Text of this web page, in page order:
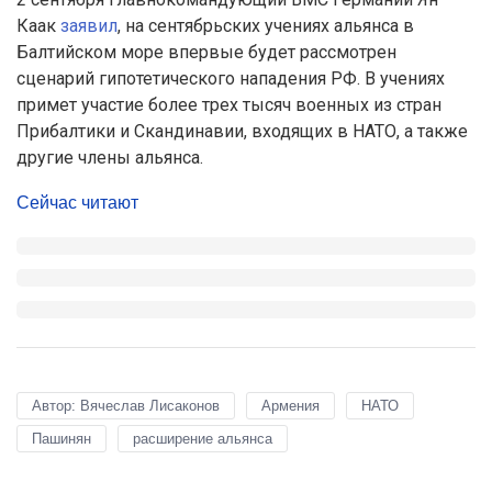
Каак заявил, на сентябрьских учениях альянса в
Балтийском море впервые будет рассмотрен
сценарий гипотетического нападения РФ. В учениях
примет участие более трех тысяч военных из стран
Прибалтики и Скандинавии, входящих в НАТО, а также
другие члены альянса.
Сейчас читают
Автор: Вячеслав Лисаконов Армения
НАТО
Пашинян
расширение альянса